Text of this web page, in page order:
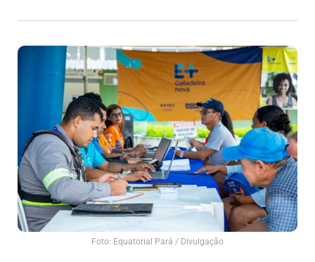
Foto: Equatorial Pará / Divulgação